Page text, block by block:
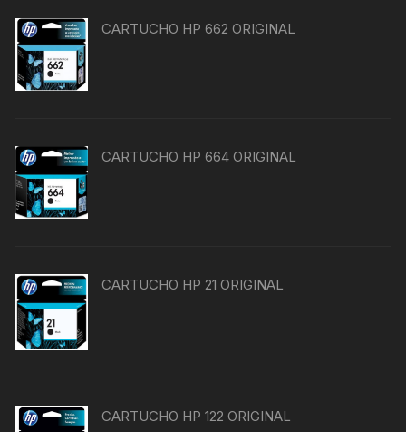
CARTUCHO HP 662 ORIGINAL
CARTUCHO HP 664 ORIGINAL
CARTUCHO HP 21 ORIGINAL
CARTUCHO HP 122 ORIGINAL